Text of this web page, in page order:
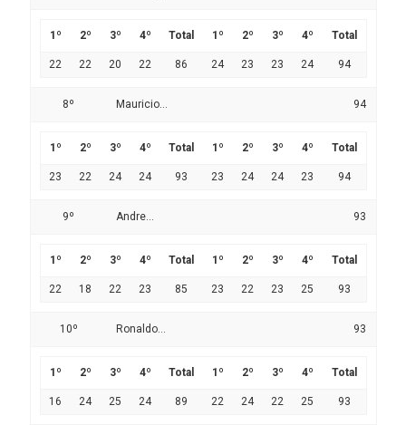
1º 2º 3º 4º Total 1º 2º 3º 4º Total
22 22 20 22 86 24 23 23 24 94
8º Mauricio... 94
1º 2º 3º 4º Total 1º 2º 3º 4º Total
23 22 24 24 93 23 24 24 23 94
9º Andre... 93
1º 2º 3º 4º Total 1º 2º 3º 4º Total
22 18 22 23 85 23 22 23 25 93
10º Ronaldo... 93
1º 2º 3º 4º Total 1º 2º 3º 4º Total
16 24 25 24 89 22 24 22 25 93